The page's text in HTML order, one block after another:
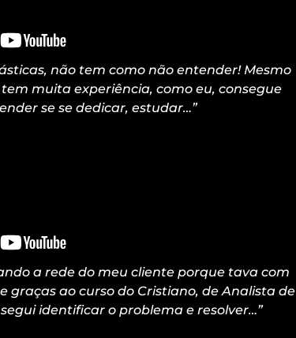
não tem como não entender! Mesmo
muita experiência, como eu, consegue
se se dedicar, estudar…”
a rede do meu cliente porque tava com
graças ao curso do Cristiano, de Analista de
identificar o problema e resolver…”